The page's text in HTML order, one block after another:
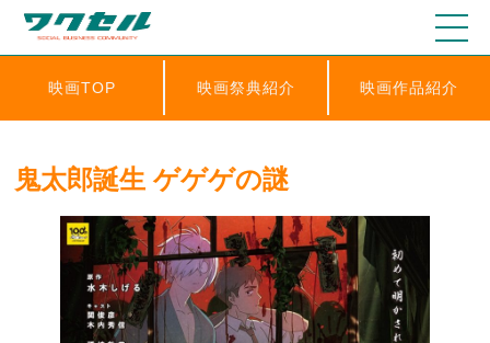
映画TOP 映画祭典紹介 映画作品紹介
鬼太郎誕生 ゲゲゲの謎